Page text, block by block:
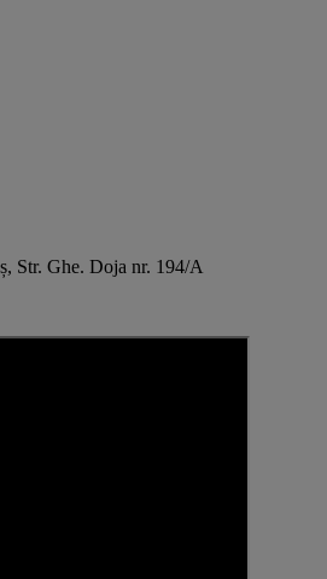
Str. Ghe. Doja nr. 194/A